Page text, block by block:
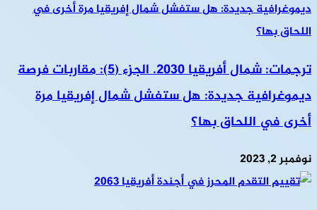
ترجمات: شمال أفريقيا 2030. الجزء (5): مقاربات فرصة
ديموغرافية جديدة: هل ستفشل شمال إفريقيا مرة
أخرى في اللحاق بها؟
نوفمبر 2, 2023